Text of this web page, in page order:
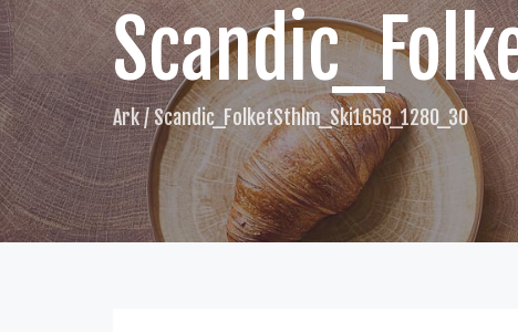
Ark/Scandic_FolketSthlm_Ski1658_1280_30